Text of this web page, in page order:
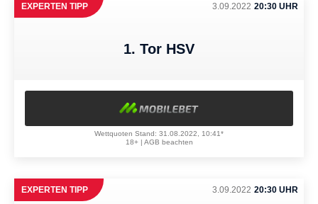
EXPERTEN TIPP 3.09.2022 20:30 UHR
1. Tor HSV
Wettquoten Stand: 31.08.2022, 10:41*
18+ | AGB beachten
EXPERTEN TIPP 3.09.2022 20:30 UHR